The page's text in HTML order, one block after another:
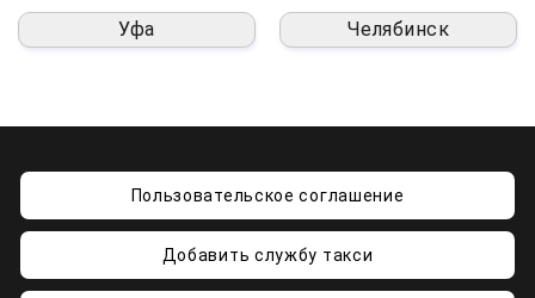
Уфа Челябинск
Пользовательское соглашение
Добавить службу такси